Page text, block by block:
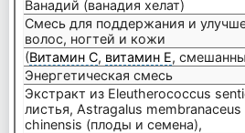
Ванадий (ванадия хелат)
Смесь для поддержания и
волос, ногтей и кожи
(Витамин С, витамин Е,
Энергетическая смесь
Экстракт из Eleutherococcus
листья, Astragalus
chinensis (плоды и семена),